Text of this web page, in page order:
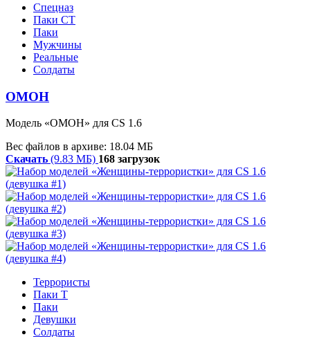
Спецназ
Паки CT
Паки
Мужчины
Реальные
Солдаты
ОМОН
Модель «ОМОН» для CS 1.6
Вес файлов в архиве: 18.04 МБ
Скачать (9.83 МБ) 168 загрузок
Террористы
Паки T
Паки
Девушки
Солдаты